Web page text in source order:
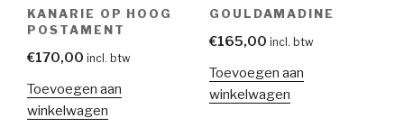
KANARIE OP HOOG
POSTAMENT
€170,00 incl. btw
Toevoegen aan
winkelwagen
GOULDAMADINE
€165,00 incl. btw
Toevoegen aan
winkelwagen